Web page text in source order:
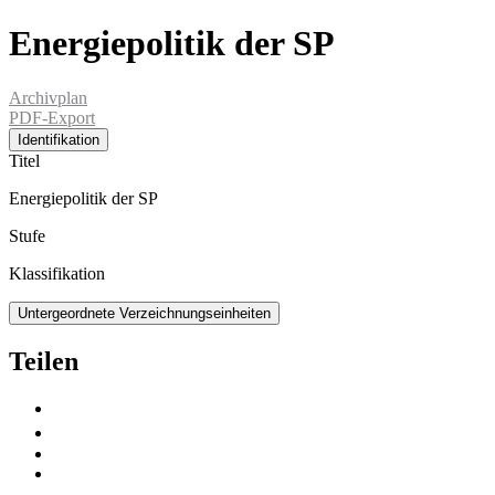
Energiepolitik der SP
Archivplan
PDF-Export
Identifikation
Titel
Energiepolitik der SP
Stufe
Klassifikation
Untergeordnete Verzeichnungseinheiten
Teilen